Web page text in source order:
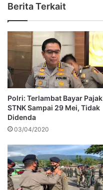
Berita Terkait
Polri: Terlambat Bayar Pajak
STNK Sampai 29 Mei, Tidak
Didenda
03/04/2020